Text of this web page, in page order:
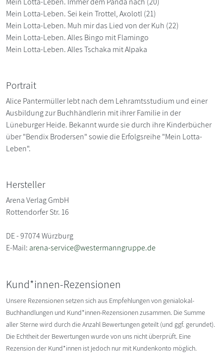
Mein Lotta-Leben. Sei kein Trottel, Axolotl (21)
Mein Lotta-Leben. Muh mir das Lied von der Kuh (22)
Mein Lotta-Leben. Alles Bingo mit Flamingo
Mein Lotta-Leben. Alles Tschaka mit Alpaka
Portrait
Alice Pantermüller lebt nach dem Lehramtsstudium und einer
Ausbildung zur Buchhändlerin mit ihrer Familie in der
Lüneburger Heide. Bekannt wurde sie durch ihre Kinderbücher
über "Bendix Brodersen" sowie die Erfolgsreihe "Mein Lotta-
Leben".
Hersteller
Arena Verlag GmbH
Rottendorfer Str. 16
DE - 97074 Würzburg
E-Mail: arena-service@westermanngruppe.de
Kund*innen-Rezensionen
Unsere Rezensionen setzen sich aus Empfehlungen von genialokal-
Buchhandlungen und Kund*innen-Rezensionen zusammen. Die Summe
aller Sterne wird durch die Anzahl Bewertungen geteilt (und ggf. gerundet).
Die Echtheit der Bewertungen wurde von uns nicht überprüft. Eine
Rezension der Kund*innen ist jedoch nur mit Kundenkonto möglich.